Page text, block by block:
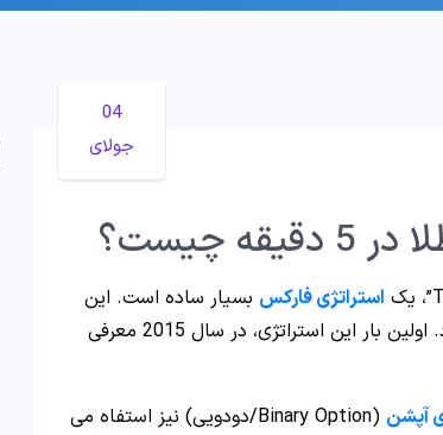
04
جولای
چیست؟
استراتژی فارکس بسیار ساده است. این
تکنیک معاملاتی، در تایم فریم 5 دقیقه و بالاتر کاربرد دارد. اولین بار این استراتژی، در سال 2015 معرفی
آپشن
(Binary Option/دودویی) نیز استفاه می